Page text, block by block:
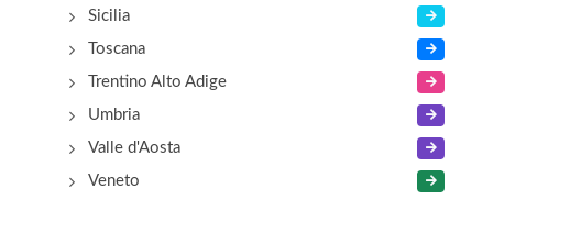
Sicilia
Toscana
Trentino Alto Adige
Umbria
Valle d'Aosta
Veneto